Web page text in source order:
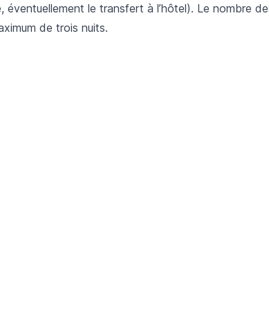
éventuellement le transfert à l’hôtel). Le nombre
de trois nuits.